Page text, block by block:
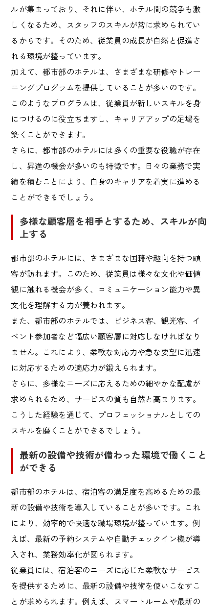
ルが集まっており、それに伴い、ホテル間の競争も激
しくなるため、スタッフのスキルが常に求められてい
るからです。そのため、従業員の成長が自然と促進さ
れる環境が整っています。
加えて、都市部のホテルは、さまざまな研修やトレー
ニングプログラムを提供していることが多いのです。
このようなプログラムは、従業員が新しいスキルを身
につけるのに役立ちますし、キャリアアップの足場を
築くことができます。
さらに、都市部のホテルには多くの重要な役職が存在
し、昇進の機会が多いのも特徴です。日々の業務で実
績を積むことにより、自身のキャリアを着実に進める
ことができるでしょう。
多様な顧客層を相手とするため、スキルが向
上する
都市部のホテルには、さまざまな国籍や趣向を持つ顧
客が訪れます。このため、従業員は様々な文化や価値
観に触れる機会が多く、コミュニケーション能力や異
文化を理解する力が養われます。
また、都市部のホテルでは、ビジネス客、観光客、イ
ベント参加者など幅広い顧客層に対応しなければなり
ません。これにより、柔軟な対応力や急な要望に迅速
に対応するための適応力が鍛えられます。
さらに、多様なニーズに応えるための細やかな配慮が
求められるため、サービスの質も自然と高まります。
こうした経験を通じて、プロフェッショナルとしての
スキルを磨くことができるでしょう。
最新の設備や技術が備わった環境で働くこと
ができる
都市部のホテルは、宿泊客の満足度を高めるための最
新の設備や技術を導入していることが多いです。これ
により、効率的で快適な職場環境が整っています。例
えば、最新の予約システムや自動チェックイン機が導
入され、業務効率化が図られます。
従業員には、宿泊客のニーズに応じた柔軟なサービス
を提供するために、最新の設備や技術を使いこなすこ
とが求められます。例えば、スマートルームや最新の